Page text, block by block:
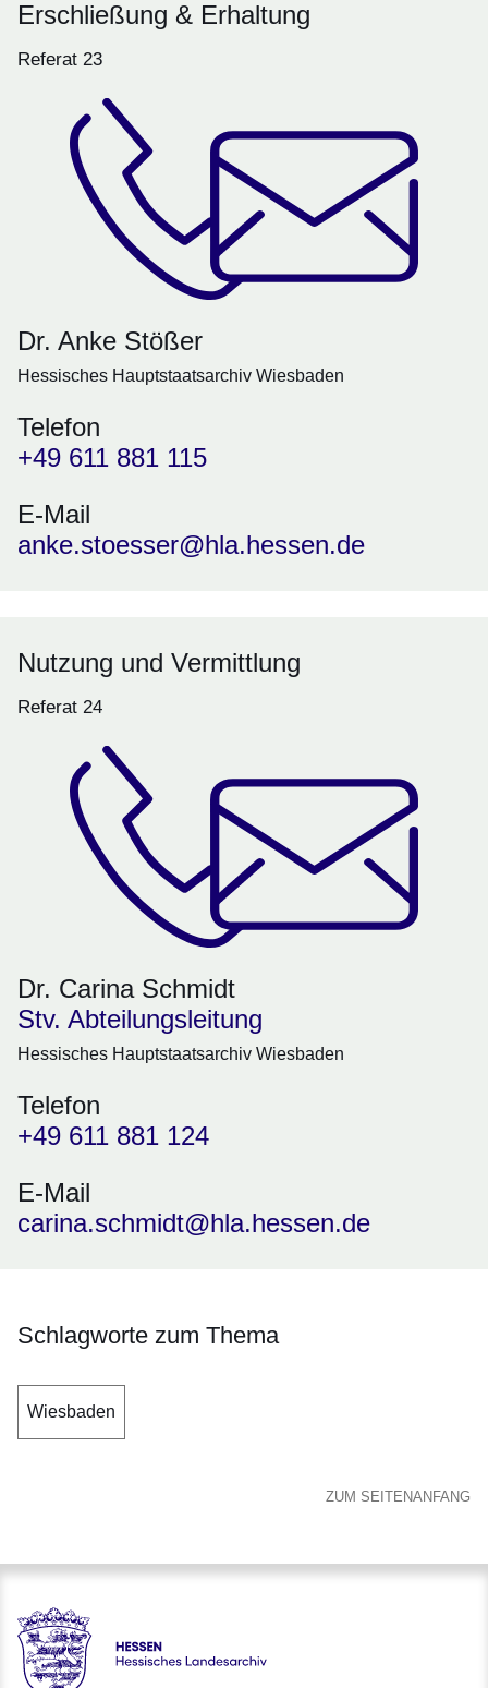
Erschließung & Erhaltung
Referat 23
Dr. Anke Stößer
Hessisches Hauptstaatsarchiv Wiesbaden
Telefon
+49 611 881 115
E-Mail
anke.stoesser@hla.hessen.de
Nutzung und Vermittlung
Referat 24
Dr. Carina Schmidt
Stv. Abteilungsleitung
Hessisches Hauptstaatsarchiv Wiesbaden
Telefon
+49 611 881 124
E-Mail
carina.schmidt@hla.hessen.de
Schlagworte zum Thema
Wiesbaden
ZUM SEITENANFANG